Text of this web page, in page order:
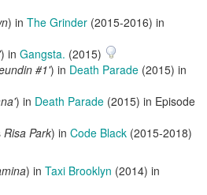
) in The Grinder (2015-2016) in
) in Gangsta. (2015)
#1') in Death Parade (2015) in
) in Death Parade (2015) in Episode
Risa Park) in Code Black (2015-2018)
) in Taxi Brooklyn (2014) in